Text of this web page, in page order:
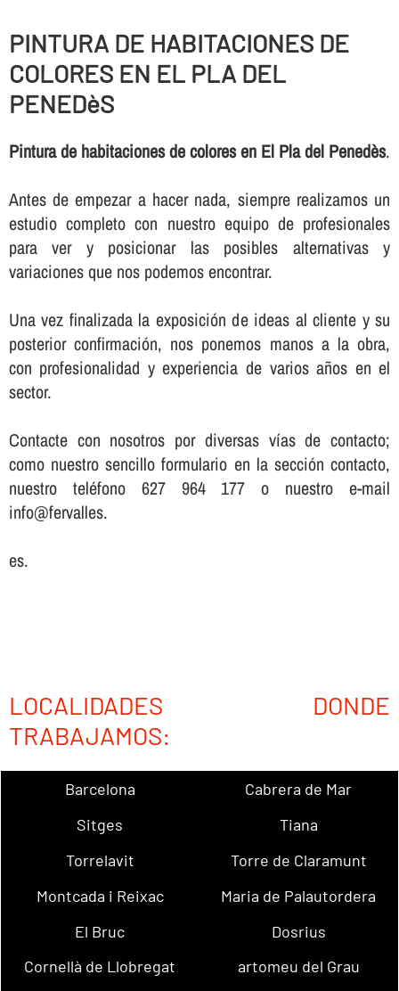
PINTURA DE HABITACIONES DE
COLORES EN EL PLA DEL
PENEDèS
Pintura de habitaciones de colores en El Pla del Penedès.
Antes de empezar a hacer nada, siempre realizamos un
estudio completo con nuestro equipo de profesionales
para ver y posicionar las posibles alternativas y
variaciones que nos podemos encontrar.
Una vez finalizada la exposición de ideas al cliente y su
posterior confirmación, nos ponemos manos a la obra,
con profesionalidad y experiencia de varios años en el
sector.
Contacte con nosotros por diversas ví­as de contacto;
como nuestro sencillo formulario en la sección contacto,
nuestro teléfono 627 964 177 o nuestro e-mail
info@fervalles.
es.
LOCALIDADES DONDE
TRABAJAMOS:
Barcelona
Cabrera de Mar
Sitges
Tiana
Torrelavit
Torre de Claramunt
Montcada i Reixac
Maria de Palautordera
El Bruc
Dosrius
Cornellà de Llobregat
artomeu del Grau